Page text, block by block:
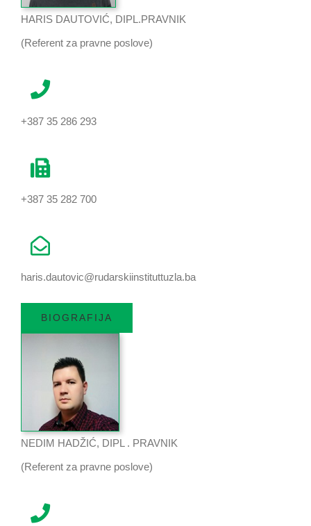
HARIS DAUTOVIĆ, DIPL.PRAVNIK
(Referent za pravne poslove)
+387 35 286 293
+387 35 282 700
haris.dautovic@rudarskiinstituttuzla.ba
BIOGRAFIJA
NEDIM HADŽIĆ, DIPL . PRAVNIK
(Referent za pravne poslove)